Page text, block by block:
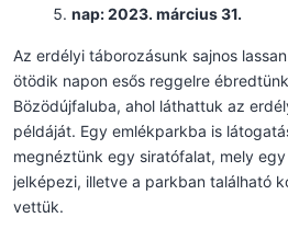
nap: 2023. március 31.
Az erdélyi táborozásunk sajnos
ötödik napon esős reggelre
Bözödújfaluba, ahol láthattuk az
példáját. Egy emlékparkba is
megnéztünk egy siratófalat, mely
jelképezi, illetve a parkban található
vettük.